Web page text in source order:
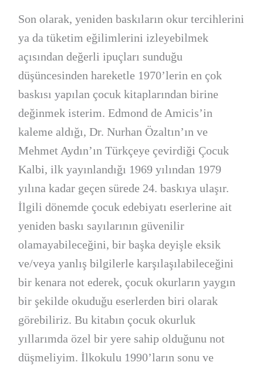
Son olarak, yeniden baskıların okur tercihlerini
ya da tüketim eğilimlerini izleyebilmek
açısından değerli ipuçları sunduğu
düşüncesinden hareketle 1970’lerin en çok
baskısı yapılan çocuk kitaplarından birine
değinmek isterim. Edmond de Amicis’in
kaleme aldığı, Dr. Nurhan Özaltın’ın ve
Mehmet Aydın’ın Türkçeye çevirdiği Çocuk
Kalbi, ilk yayınlandığı 1969 yılından 1979
yılına kadar geçen sürede 24. baskıya ulaşır.
İlgili dönemde çocuk edebiyatı eserlerine ait
yeniden baskı sayılarının güvenilir
olamayabileceğini, bir başka deyişle eksik
ve/veya yanlış bilgilerle karşılaşılabileceğini
bir kenara not ederek, çocuk okurların yaygın
bir şekilde okuduğu eserlerden biri olarak
görebiliriz. Bu kitabın çocuk okurluk
yıllarımda özel bir yere sahip olduğunu not
düşmeliyim. İlkokulu 1990’ların sonu ve